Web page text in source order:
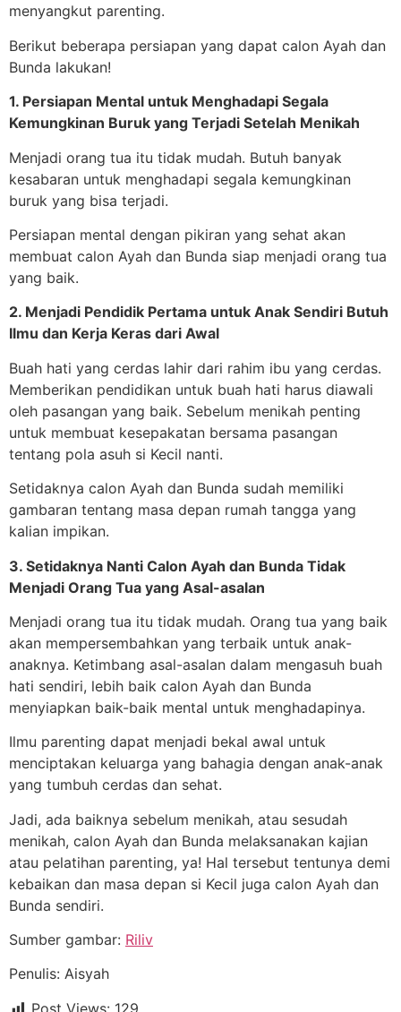
menyangkut parenting.
Berikut beberapa persiapan yang dapat calon Ayah dan
Bunda lakukan!
1. Persiapan Mental untuk Menghadapi Segala
Kemungkinan Buruk yang Terjadi Setelah Menikah
Menjadi orang tua itu tidak mudah. Butuh banyak
kesabaran untuk menghadapi segala kemungkinan
buruk yang bisa terjadi.
Persiapan mental dengan pikiran yang sehat akan
membuat calon Ayah dan Bunda siap menjadi orang tua
yang baik.
2. Menjadi Pendidik Pertama untuk Anak Sendiri Butuh
Ilmu dan Kerja Keras dari Awal
Buah hati yang cerdas lahir dari rahim ibu yang cerdas.
Memberikan pendidikan untuk buah hati harus diawali
oleh pasangan yang baik. Sebelum menikah penting
untuk membuat kesepakatan bersama pasangan
tentang pola asuh si Kecil nanti.
Setidaknya calon Ayah dan Bunda sudah memiliki
gambaran tentang masa depan rumah tangga yang
kalian impikan.
3. Setidaknya Nanti Calon Ayah dan Bunda Tidak
Menjadi Orang Tua yang Asal-asalan
Menjadi orang tua itu tidak mudah. Orang tua yang baik
akan mempersembahkan yang terbaik untuk anak-
anaknya. Ketimbang asal-asalan dalam mengasuh buah
hati sendiri, lebih baik calon Ayah dan Bunda
menyiapkan baik-baik mental untuk menghadapinya.
Ilmu parenting dapat menjadi bekal awal untuk
menciptakan keluarga yang bahagia dengan anak-anak
yang tumbuh cerdas dan sehat.
Jadi, ada baiknya sebelum menikah, atau sesudah
menikah, calon Ayah dan Bunda melaksanakan kajian
atau pelatihan parenting, ya! Hal tersebut tentunya demi
kebaikan dan masa depan si Kecil juga calon Ayah dan
Bunda sendiri.
Sumber gambar: Riliv
Penulis: Aisyah
Post Views: 129